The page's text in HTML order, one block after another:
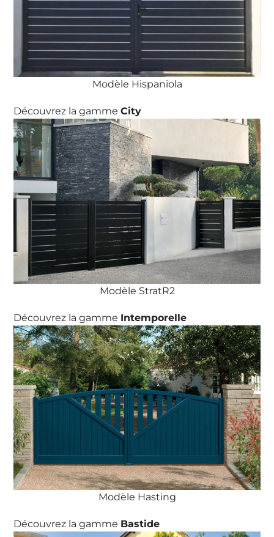
Modèle Hispaniola
Découvrez la gamme City
Modèle StratR2
Découvrez la gamme Intemporelle
Modèle Hasting
Découvrez la gamme Bastide